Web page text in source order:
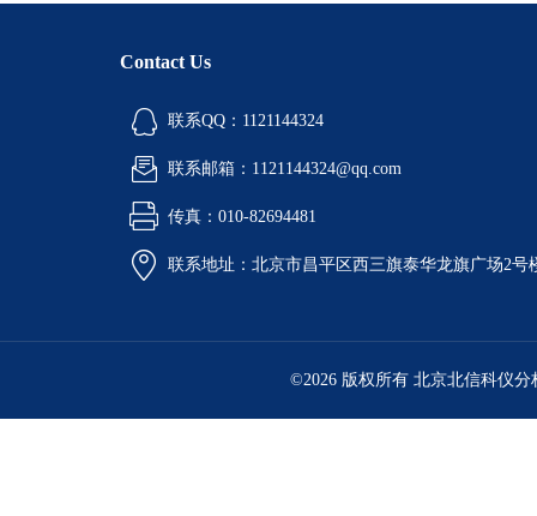
Contact Us
联系QQ：1121144324
联系邮箱：1121144324@qq.com
传真：010-82694481
联系地址：北京市昌平区西三旗泰华龙旗广场2号
©2026 版权所有 北京北信科仪